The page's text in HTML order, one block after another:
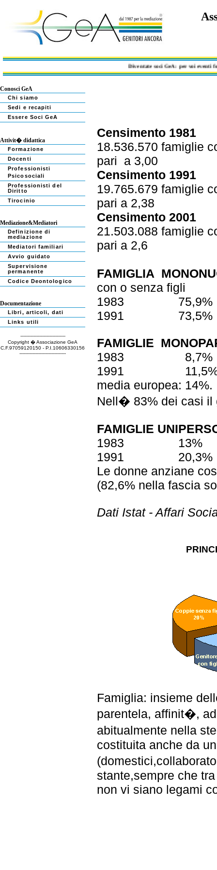
Diventate soci GeA: per voi eventi
Conosci GeA
Chi siamo
Sedi e recapiti
Essere Soci GeA
Attivit� didattica
Formazione
Docenti
Professionisti
Psicosociali
Professionisti del
Diritto
Tirocinio
Mediazione&Mediatori
Definizione di
mediazione
Mediatori familiari
Avvio guidato
Supervisione
permanente
Codice Deontologico
Documentazione
Libri, articoli, dati
Links utili
-------------------------------
Copyright � Associazione GeA
C.F.97059120150 - P.I.10606330156
--------------------------------
Censimento 1981
18.536.570 famiglie
pari
a 3,00
Censimento 1991
19.765.679 famiglie
pari a 2,38
Censimento 2001
21.503.088 famiglie
pari a 2,6
FAMIGLIA
con o senza figli
1983
75,9%
1991
73,5%
FAMIGLIE
1983
8,7%
1991
media europea: 14%.
Nell� 83% dei casi il
FAMIGLIE
1983
13%
1991
20,3%
Le donne anziane
(82,6% nella fascia
Dati Istat - Affari
Famiglia: insieme
parentela, affinit�,
abitualmente nella
costituita anche da
stante,sempre che
non vi siano legami